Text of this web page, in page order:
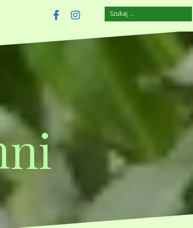
Instagram
szczuplejemy.pl
Szukaj: